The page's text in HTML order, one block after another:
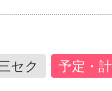
セク 予定・